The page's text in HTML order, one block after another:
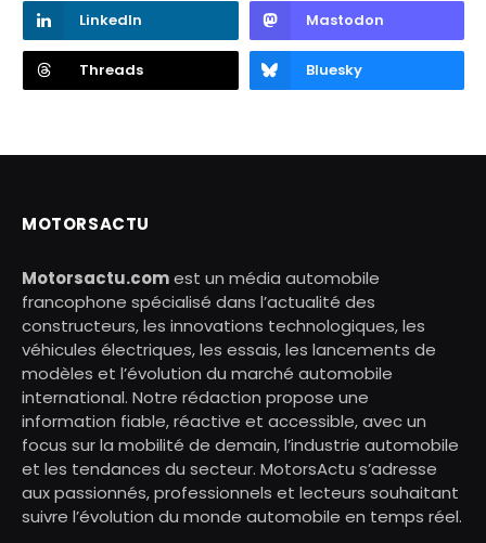
LinkedIn Mastodon
Threads Bluesky
MOTORSACTU
Motorsactu.comest un média automobile
francophone spécialisé dans l’actualité des
constructeurs, les innovations technologiques, les
véhicules électriques, les essais, les lancements de
modèles et l’évolution du marché automobile
international. Notre rédaction propose une
information fiable, réactive et accessible, avec un
focus sur la mobilité de demain, l’industrie automobile
et les tendances du secteur. MotorsActu s’adresse
aux passionnés, professionnels et lecteurs souhaitant
suivre l’évolution du monde automobile en temps réel.